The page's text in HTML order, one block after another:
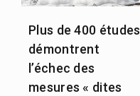
Plus de 400 études
démontrent
l’échec des
mesures « dites